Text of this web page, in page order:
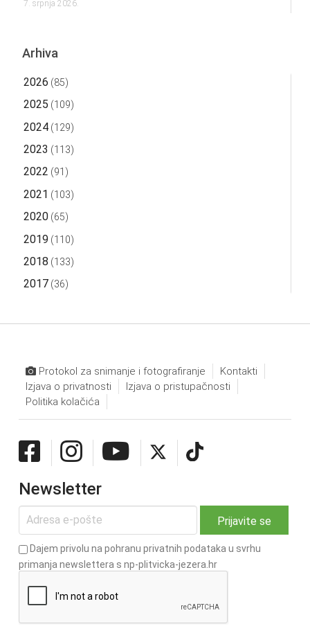
7. srpnja 2026.
Arhiva
2026 (85)
2025 (109)
2024(129)
2023 (113)
2022 (91)
2021 (103)
2020(65)
2019 (110)
2018 (133)
2017(36)
Protokol za snimanje i fotografiranje
Kontakti
Izjava o privatnosti
Izjava o pristupačnosti
Politika kolačića
Newsletter
Dajem privolu na pohranu privatnih podataka u svrhu
primanja newslettera s np-plitvicka-jezera.hr